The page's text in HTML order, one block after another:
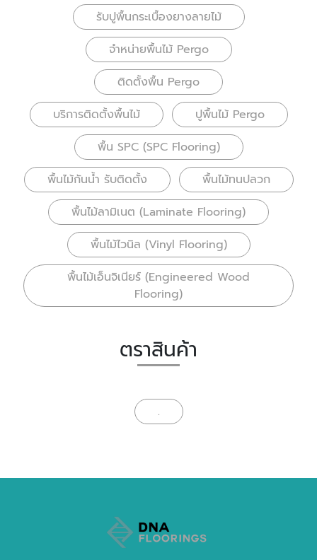
รับปูพื้นกระเบื้องยางลายไม้
จำหน่ายพื้นไม้ Pergo
ติดตั้งพื้น Pergo
บริการติดตั้งพื้นไม้
ปูพื้นไม้ Pergo
พื้น SPC (SPC Flooring)
พื้นไม้กันน้ำ รับติดตั้ง
พื้นไม้ทนปลวก
พื้นไม้ลามิเนต (Laminate Flooring)
พื้นไม้ไวนิล (Vinyl Flooring)
พื้นไม้เอ็นจิเนียร์ (Engineered Wood
Flooring)
ตราสินค้า
.